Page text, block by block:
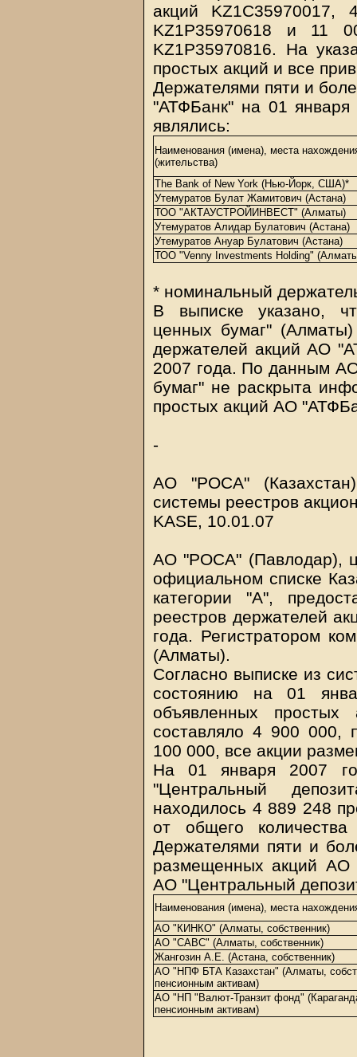
акций KZ1C35970017,
KZ1P35970618 и 11
KZ1P35970816. На
простых акций и все
Держателями пяти и
"АТФБанк" на 01 января
являлись:
Наименования (имена), места
(жительства)
The Bank of New York (Нью-Йорк, США)*
Утемуратов Булат Жамитович (Астана)
ТОО "АКТАУСТРОЙИНВЕСТ" (Алматы)
Утемуратов Алидар Булатович (Астана)
Утемуратов Ануар Булатович (Астана)
ТОО "Venny Investments Holding"
* номинальный
В выписке указано,
ценных бумаг" (Алматы)
держателей акций АО
2007 года. По данным
бумаг" не раскрыта
простых акций АО
-
АО "РОСА"
системы реестров
KASE, 10.01.07
АО "РОСА" (Павлодар),
официальном списке
категории "А",
реестров держателей
года. Регистратором
(Алматы).
Согласно выписке из
состоянию на 01
объявленных
составляло 4 900 000,
100 000, все акции
На 01 января 2007
"Центральный
находилось 4 889 248
от общего
Держателями пяти и
размещенных акций АО
АО "Центральный
Наименования (имена), места
АО "КИНКО" (Алматы, собственник)
АО "САВС" (Алматы, собственник)
Жангозин А.Е. (Астана, собственник)
АО "НПФ БТА Казахстан" (Алматы,
пенсионным активам)
АО "НП "Валют-Транзит фонд"
пенсионным активам)